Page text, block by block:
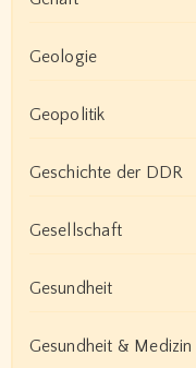
Geologie
Geopolitik
Geschichte der DDR
Gesellschaft
Gesundheit
Gesundheit & Medizin